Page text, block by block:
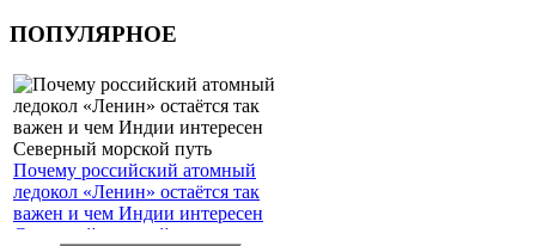
ПОПУЛЯРНОЕ
Почему российский атомный
ледокол «Ленин» остаётся так
важен и чем Индии интересен
Северный морской путь